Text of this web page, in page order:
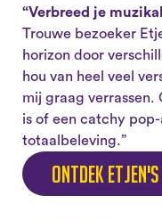
“Verbreed je
Trouwe bezoeker
horizon door
hou van heel veel
mij graag verrassen.
is of een catchy
totaalbeleving.”
Ontdek